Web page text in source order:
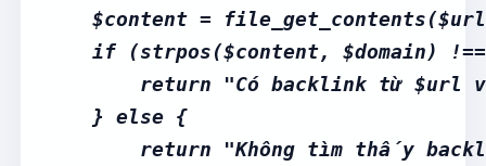
$content =
if (strpos($content, $domain)
return "Có backlink từ $url
    } else {
return "Không tìm thấy